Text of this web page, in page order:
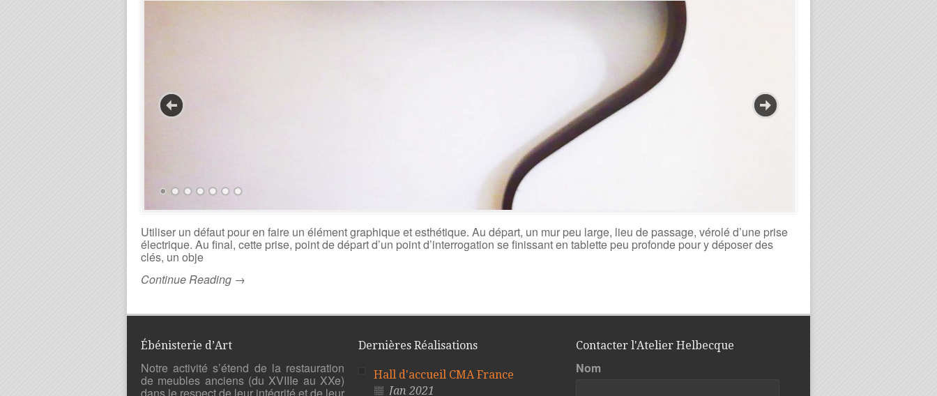
Utiliser un défaut pour en faire un élément graphique et esthétique. Au départ, un mur peu large, lieu de passage, vérolé d’une prise
électrique. Au final, cette prise, point de départ d’un point d’interrogation se finissant en tablette peu profonde pour y déposer des
clés, un obje
Continue Reading →
Ébénisterie d’Art
Notre activité s’étend de la restauration
de meubles anciens (du XVIIIe au XXe)
dans le respect de leur intégrité et de leur
Dernières Réalisations
Hall d'accueil CMA France
Jan 2021
Contacter l'Atelier Helbecque
Nom